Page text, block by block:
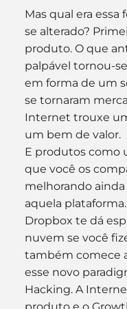
Mas qual era
se alterado?
produto. O que
palpável tornou-
em forma de um
se tornaram
Internet trouxe
um bem de valor.
E produtos como
que você os
melhorando
aquela
Dropbox te dá
nuvem se você
também comece
esse novo
Hacking. A
produto e o